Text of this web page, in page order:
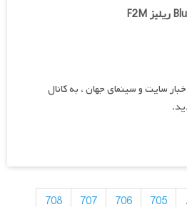
سایت و سینمای جهان ، به کانال
705
706
707
708